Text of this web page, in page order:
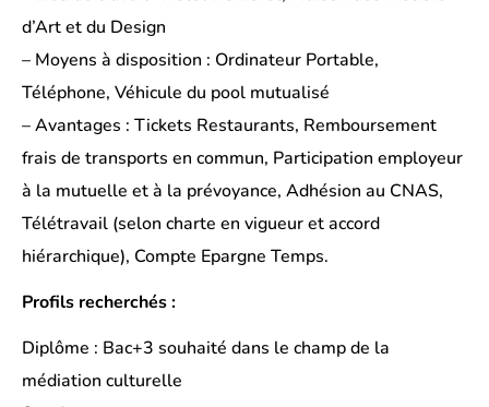
d’Art et du Design
– Moyens à disposition : Ordinateur Portable,
Téléphone, Véhicule du pool mutualisé
– Avantages : Tickets Restaurants, Remboursement
frais de transports en commun, Participation employeur
à la mutuelle et à la prévoyance, Adhésion au CNAS,
Télétravail (selon charte en vigueur et accord
hiérarchique), Compte Epargne Temps.
Profils recherchés :
Diplôme : Bac+3 souhaité dans le champ de la
médiation culturelle